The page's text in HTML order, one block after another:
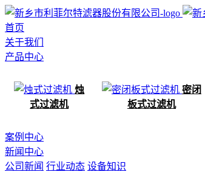
首页
关于我们
产品中心
烛
式过滤机
密闭
板式过滤机
案例中心
新闻中心
公司新闻 行业动态 设备知识